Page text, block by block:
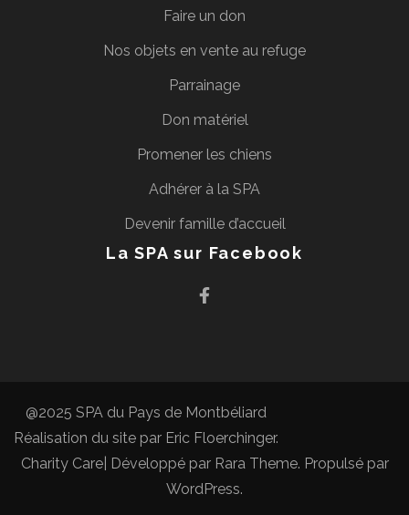
Faire un don
Nos objets en vente au refuge
Parrainage
Don matériel
Promener les chiens
Adhérer à la SPA
Devenir famille d’accueil
La SPA sur Facebook
@2025 SPA du Pays de Montbéliard
Réalisation du site par Eric Floerchinger.
Charity Care| Développé par Rara Theme. Propulsé par
WordPress.